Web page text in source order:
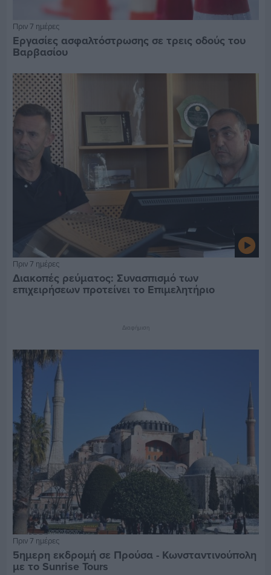
Πριν 7 ημέρες
Εργασίες ασφαλτόστρωσης σε τρεις οδούς του
Βαρβασίου
Πριν 7 ημέρες
Διακοπές ρεύματος: Συνασπισμό των
επιχειρήσεων προτείνει το Επιμελητήριο
Διαφήμιση
Πριν 7 ημέρες
5ημερη εκδρομή σε Προύσα - Κωνσταντινούπολη
με το Sunrise Tours